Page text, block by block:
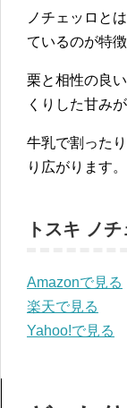
ノチェッロと
ているのが特徴
栗と相性の良
くりした甘みが
牛乳で割った
り広がります。
トスキ ノチ
Amazonで見る
楽天で見る
Yahoo!で見る